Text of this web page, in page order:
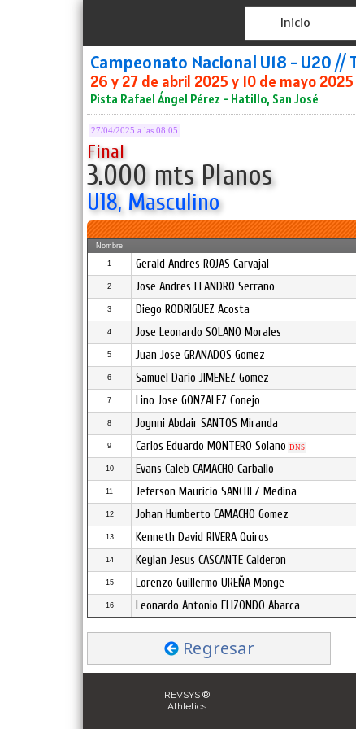
Inicio
Campeonato Nacional U18 - U20 //
26 y 27 de abril 2025 y 10 de mayo 2025
Pista Rafael Ángel Pérez - Hatillo, San José
27/04/2025 a las 08:05
Final
3.000 mts Planos
U18, Masculino
Nombre
1 Gerald Andres ROJAS Carvajal
2 Jose Andres LEANDRO Serrano
3 Diego RODRIGUEZ Acosta
4 Jose Leonardo SOLANO Morales
5 Juan Jose GRANADOS Gomez
6 Samuel Dario JIMENEZ Gomez
7 Lino Jose GONZALEZ Conejo
8 Joynni Abdair SANTOS Miranda
9 Carlos Eduardo MONTERO Solano DNS
10 Evans Caleb CAMACHO Carballo
11 Jeferson Mauricio SANCHEZ Medina
12 Johan Humberto CAMACHO Gomez
13 Kenneth David RIVERA Quiros
14 Keylan Jesus CASCANTE Calderon
15 Lorenzo Guillermo UREÑA Monge
16 Leonardo Antonio ELIZONDO Abarca
Regresar
REVSYS ®
Athletics